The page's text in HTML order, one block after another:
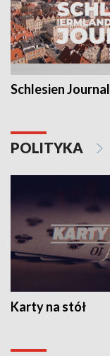
Schlesien Journal
POLITYKA
Karty na stół